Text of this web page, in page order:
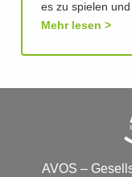
es zu spielen
Mehr lesen
AVOS –